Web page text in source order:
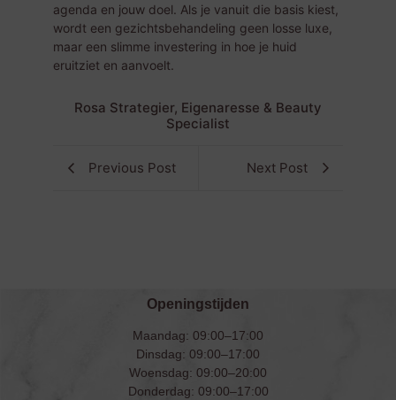
agenda en jouw doel. Als je vanuit die basis kiest,
wordt een gezichtsbehandeling geen losse luxe,
maar een slimme investering in hoe je huid
eruitziet en aanvoelt.
Rosa Strategier, Eigenaresse & Beauty
Specialist
Previous Post Next Post
Openingstijden
Maandag: 09:00–17:00
Dinsdag: 09:00–17:00
Woensdag: 09:00–20:00
Donderdag: 09:00–17:00